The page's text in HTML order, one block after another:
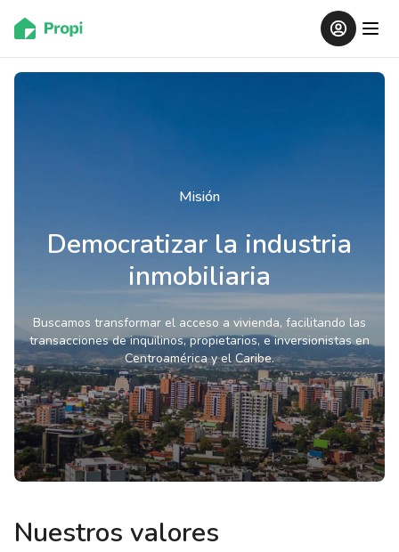
Misión
Democratizar la industria
inmobiliaria
Buscamos transformar el acceso a vivienda, facilitando las
transacciones de inquilinos, propietarios, e inversionistas en
Centroamérica y el Caribe.
Nuestros valores